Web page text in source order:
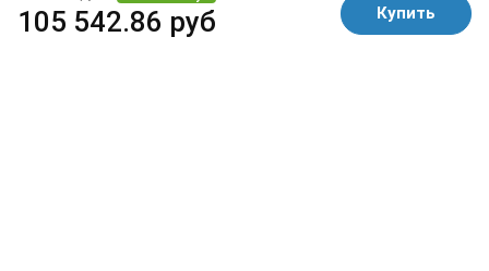
105 542.86 руб Купить